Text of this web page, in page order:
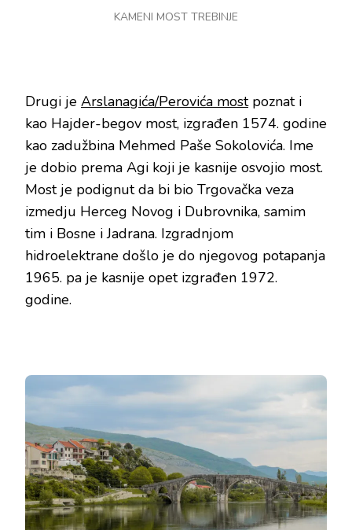
KAMENI MOST TREBINJE
Drugi je Arslanagića/Perovića mostpoznat i
kao Hajder-begov most, izgrađen 1574. godine
kao zadužbina Mehmed Paše Sokolovića. Ime
je dobio prema Agi koji je kasnije osvojio most.
Most je podignut da bi bio Trgovačka veza
izmedju Herceg Novog i Dubrovnika, samim
tim i Bosne i Jadrana. Izgradnjom
hidroelektrane došlo je do njegovog potapanja
1965. pa je kasnije opet izgrađen 1972.
godine.